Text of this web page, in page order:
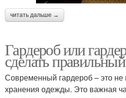
читать дальше →
Гардероб или
сделать
Современный гардероб – это не
хранения одежды. Это важная